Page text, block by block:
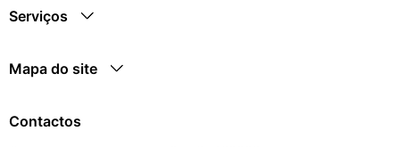
Serviços
Mapa do site
Contactos